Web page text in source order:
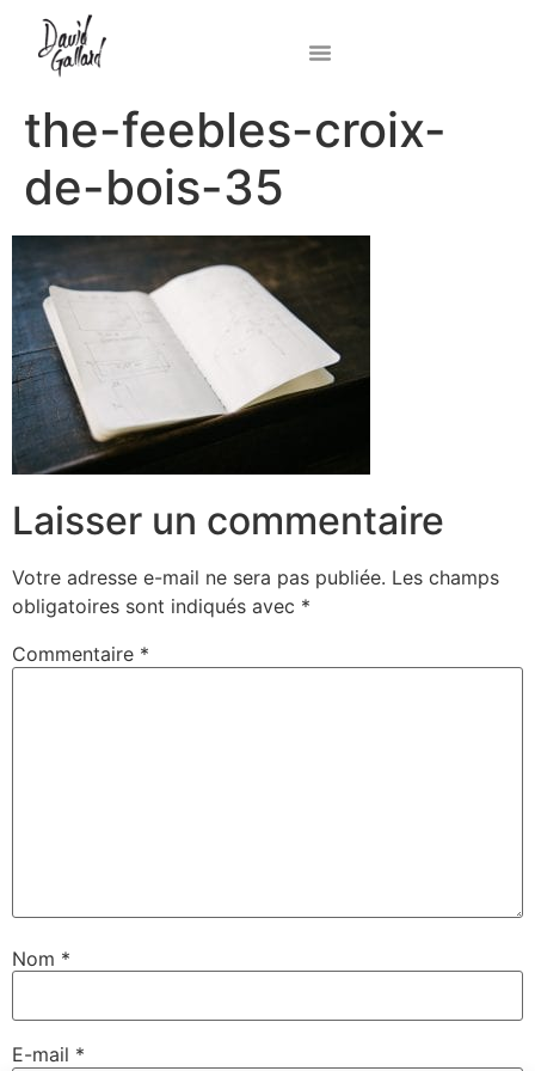
the-feebles-croix-
de-bois-35
Laisser un commentaire
Votre adresse e-mail ne sera pas publiée. Les champs
obligatoires sont indiqués avec *
Commentaire *
Nom *
E-mail *